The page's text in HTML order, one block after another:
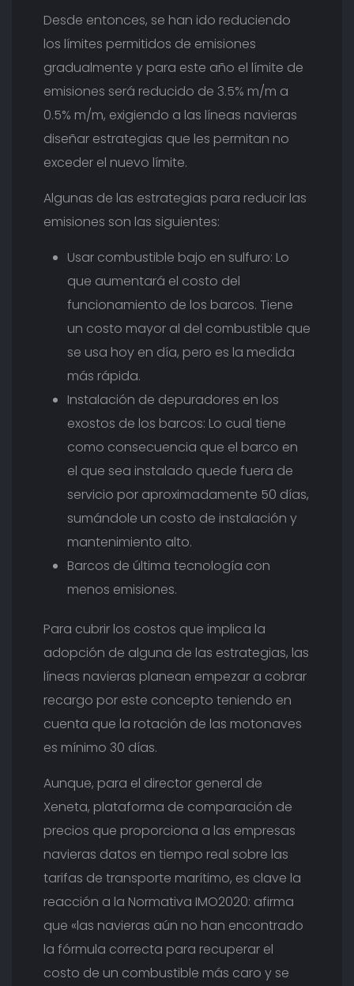
Desde entonces, se han ido reduciendo
los límites permitidos de emisiones
gradualmente y para este año el límite de
emisiones será reducido de 3.5% m/m a
0.5% m/m, exigiendo a las líneas navieras
diseñar estrategias que les permitan no
exceder el nuevo límite.
Algunas de las estrategias para reducir las
emisiones son las siguientes:
Usar combustible bajo en sulfuro: Lo
que aumentará el costo del
funcionamiento de los barcos. Tiene
un costo mayor al del combustible que
se usa hoy en día, pero es la medida
más rápida.
Instalación de depuradores en los
exostos de los barcos: Lo cual tiene
como consecuencia que el barco en
el que sea instalado quede fuera de
servicio por aproximadamente 50 días,
sumándole un costo de instalación y
mantenimiento alto.
Barcos de última tecnología con
menos emisiones.
Para cubrir los costos que implica la
adopción de alguna de las estrategias, las
líneas navieras planean empezar a cobrar
recargo por este concepto teniendo en
cuenta que la rotación de las motonaves
es mínimo 30 días.
Aunque, para el director general de
Xeneta, plataforma de comparación de
precios que proporciona a las empresas
navieras datos en tiempo real sobre las
tarifas de transporte marítimo, es clave la
reacción a la Normativa IMO2020: afirma
que «las navieras aún no han encontrado
la fórmula correcta para recuperar el
costo de un combustible más caro y se